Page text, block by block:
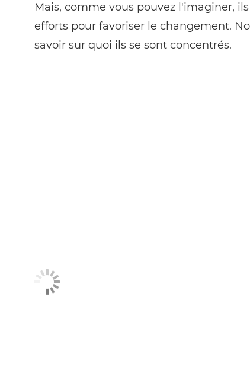
Mais, comme vous pouvez l'imaginer,
efforts pour favoriser le changement.
savoir sur quoi ils se sont concentrés.